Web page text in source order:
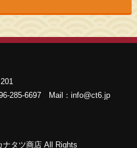
285-6697 Mail：info@ct6.jp
タツ商店 All Rights